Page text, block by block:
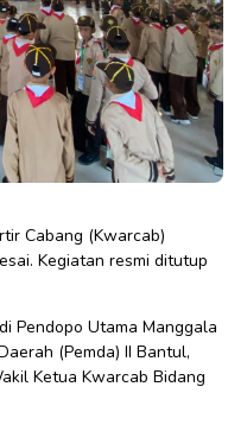
Cabang (Kwarcab)
Kegiatan resmi ditutup
Pendopo Utama Manggala
(Pemda) II Bantul,
Ketua Kwarcab Bidang